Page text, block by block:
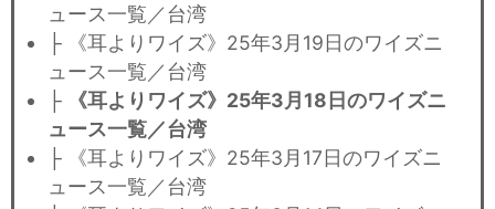
ュース一覧／台湾
├ 《耳よりワイズ》25年3月19日のワイズニ
ュース一覧／台湾
├
《耳よりワイズ》25年3月18日のワイズニ
ュース一覧／台湾
├ 《耳よりワイズ》25年3月17日のワイズニ
ュース一覧／台湾